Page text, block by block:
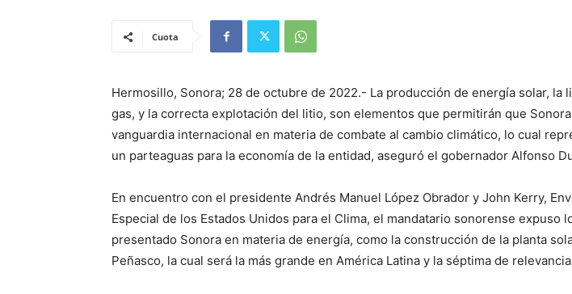
Cuota
Hermosillo, Sonora; 28 de octubre de 2022.- La producción de energía solar, la
gas, y la correcta explotación del litio, son elementos que permitirán que
vanguardia internacional en materia de combate al cambio climático, lo cual
un parteaguas para la economía de la entidad, aseguró el gobernador Alfonso
En encuentro con el presidente Andrés Manuel López Obrador y John Kerry,
Especial de los Estados Unidos para el Clima, el mandatario sonorense expuso
presentado Sonora en materia de energía, como la construcción de la planta
Peñasco, la cual será la más grande en América Latina y la séptima de